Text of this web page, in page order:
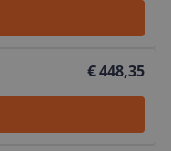
€ 448,35